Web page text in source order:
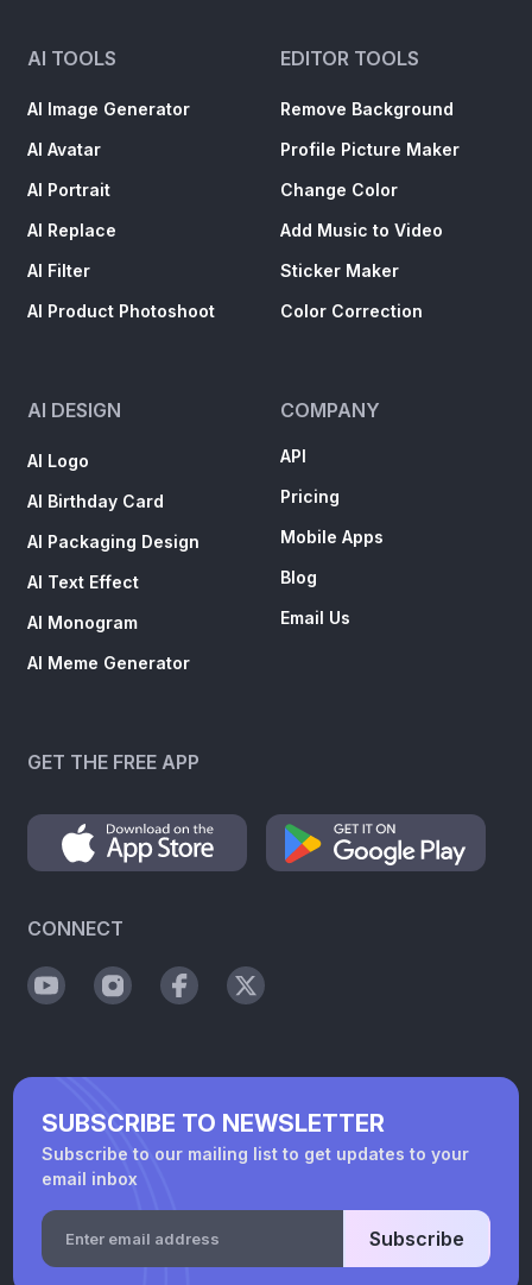
AI TOOLS
AI Image Generator
AI Avatar
AI Portrait
AI Replace
AI Filter
AI Product Photoshoot
EDITOR TOOLS
Remove Background
Profile Picture Maker
Change Color
Add Music to Video
Sticker Maker
Color Correction
AI DESIGN
AI Logo
AI Birthday Card
AI Packaging Design
AI Text Effect
AI Monogram
AI Meme Generator
COMPANY
API
Pricing
Mobile Apps
Blog
Email Us
GET THE FREE APP
CONNECT
SUBSCRIBE TO NEWSLETTER
Subscribe to our mailing list to get updates to your
email inbox
Subscribe